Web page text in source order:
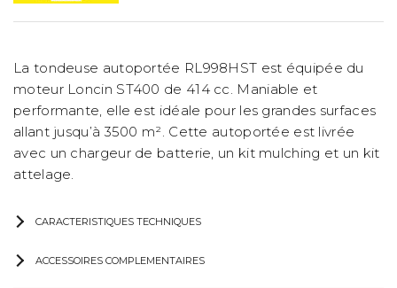
La tondeuse autoportée RL998HST est équipée du
moteur Loncin ST400 de 414 cc. Maniable et
performante, elle est idéale pour les grandes surfaces
allant jusqu’à 3500 m². Cette autoportée est livrée
avec un chargeur de batterie, un kit mulching et un kit
attelage.
CARACTERISTIQUES TECHNIQUES
ACCESSOIRES COMPLEMENTAIRES